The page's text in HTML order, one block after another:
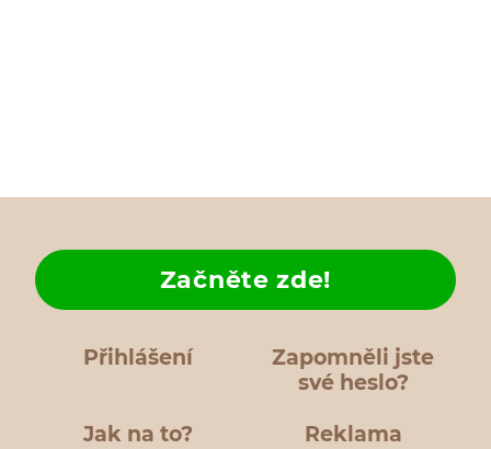
Přihlášení
Zapomněli jste
své heslo?
Jak na to?
Začněte zde!
Reklama